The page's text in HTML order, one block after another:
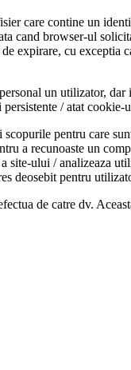
care contine un
cand browser-ul
expirare, cu exceptia
un utilizator,
/ atat cookie-
pentru care
a recunoaste un
site-ului / analizeaza
deosebit pentru
de catre dv.